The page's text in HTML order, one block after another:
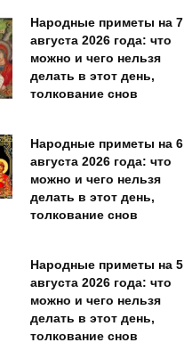
Народные приметы на 7
августа 2026 года: что
можно и чего нельзя
делать в этот день,
толкование снов
Народные приметы на 6
августа 2026 года: что
можно и чего нельзя
делать в этот день,
толкование снов
Народные приметы на 5
августа 2026 года: что
можно и чего нельзя
делать в этот день,
толкование снов